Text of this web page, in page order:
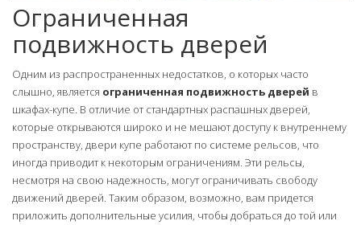
Ограниченная
подвижность дверей
Одним из распространенных недостатков, о которых часто
слышно, является ограниченная подвижность дверей в
шкафах-купе. В отличие от стандартных распашных дверей,
которые открываются широко и не мешают доступу к внутреннему
пространству, двери купе работают по системе рельсов, что
иногда приводит к некоторым ограничениям. Эти рельсы,
несмотря на свою надежность, могут ограничивать свободу
движений дверей. Таким образом, возможно, вам придется
приложить дополнительные усилия, чтобы добраться до той или